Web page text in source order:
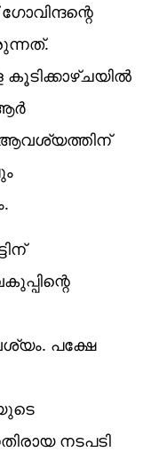
ആവശ്യത്തിന്
പക്ഷേ
നടപടി